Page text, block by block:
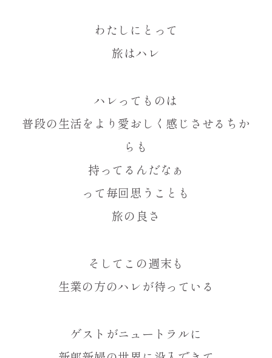
わたしにとって
旅はハレ
ハレってものは
普段の生活をより愛おしく感じさせるちか
らも
持ってるんだなぁ
って毎回思うことも
旅の良さ
そしてこの週末も
生業の方のハレが待っている
ゲストがニュートラルに